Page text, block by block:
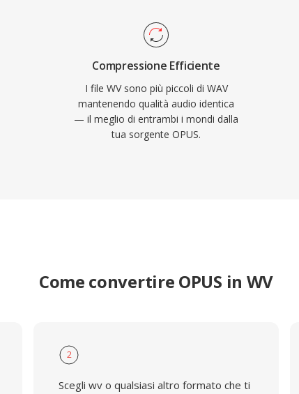
source è distribuita
VLC,
supporta anche
incorporati e valori
anche della
Compressione Efficiente
I file WV sono più piccoli di WAV
mantenendo qualità audio identica
— il meglio di entrambi i mondi dalla
tua sorgente OPUS.
Come convertire OPUS in WV
2
Scegli wv o qualsiasi altro formato che ti